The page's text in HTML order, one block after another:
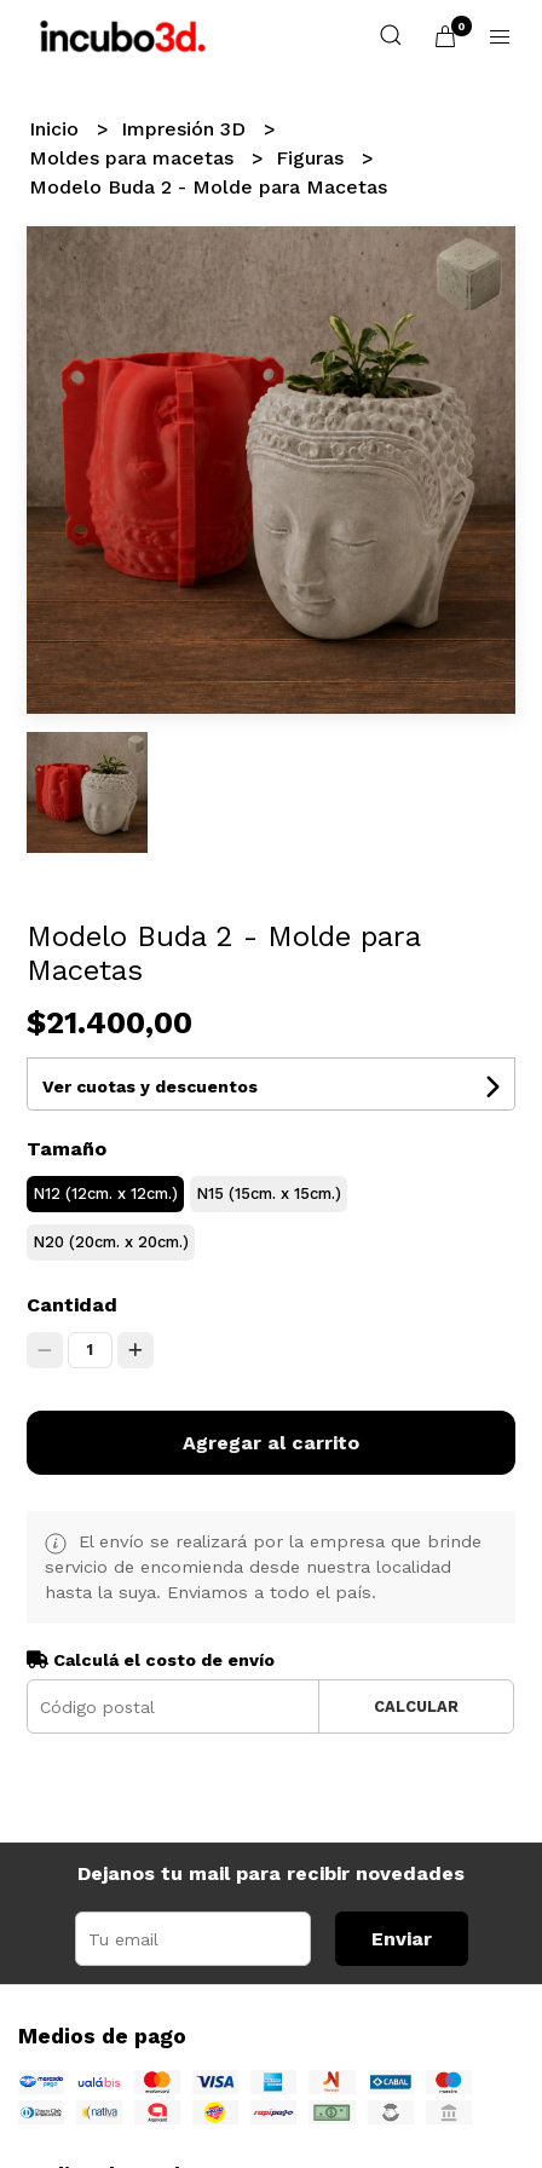
0
Inicio
Impresión 3D
Moldes para macetas
Figuras
Modelo Buda 2 - Molde para Macetas
Modelo Buda 2 - Molde para
Macetas
$21.400,00
Ver cuotas y descuentos
Tamaño
N12 (12cm. x 12cm.) N15 (15cm. x 15cm.)
N20 (20cm. x 20cm.)
Cantidad
1
Agregar al carrito
El envío se realizará por la empresa que brinde
servicio de encomienda desde nuestra localidad
hasta la suya. Enviamos a todo el país.
Calculá el costo de envío
CALCULAR
Dejanos tu mail para recibir novedades
Enviar
Medios de pago